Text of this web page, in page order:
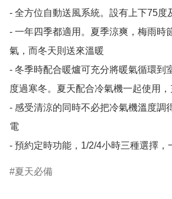
- 全方位自動送風系統。設有上下75度
- 一年四季都適用。夏季涼爽，梅雨時
氣，而冬天則送來溫暖
- 冬季時配合暖爐可充分將暖氣循環到
度過寒冬。夏天配合冷氣機一起使用
- 感受清涼的同時不必把冷氣機溫度調
電
- 預約定時功能，1/2/4小時三種選擇，
夏天必備